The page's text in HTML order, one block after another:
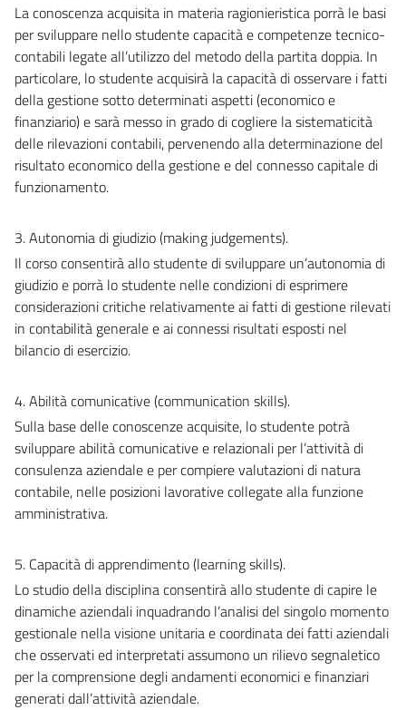
La conoscenza acquisita in materia ragionieristica porrà le basi
per sviluppare nello studente capacità e competenze tecnico-
contabili legate all’utilizzo del metodo della partita doppia. In
particolare, lo studente acquisirà la capacità di osservare i fatti
della gestione sotto determinati aspetti (economico e
finanziario) e sarà messo in grado di cogliere la sistematicità
delle rilevazioni contabili, pervenendo alla determinazione del
risultato economico della gestione e del connesso capitale di
funzionamento.
3. Autonomia di giudizio (making judgements).
Il corso consentirà allo studente di sviluppare un’autonomia di
giudizio e porrà lo studente nelle condizioni di esprimere
considerazioni critiche relativamente ai fatti di gestione rilevati
in contabilità generale e ai connessi risultati esposti nel
bilancio di esercizio.
4. Abilità comunicative (communication skills).
Sulla base delle conoscenze acquisite, lo studente potrà
sviluppare abilità comunicative e relazionali per l’attività di
consulenza aziendale e per compiere valutazioni di natura
contabile, nelle posizioni lavorative collegate alla funzione
amministrativa.
5. Capacità di apprendimento (learning skills).
Lo studio della disciplina consentirà allo studente di capire le
dinamiche aziendali inquadrando l’analisi del singolo momento
gestionale nella visione unitaria e coordinata dei fatti aziendali
che osservati ed interpretati assumono un rilievo segnaletico
per la comprensione degli andamenti economici e finanziari
generati dall’attività aziendale.